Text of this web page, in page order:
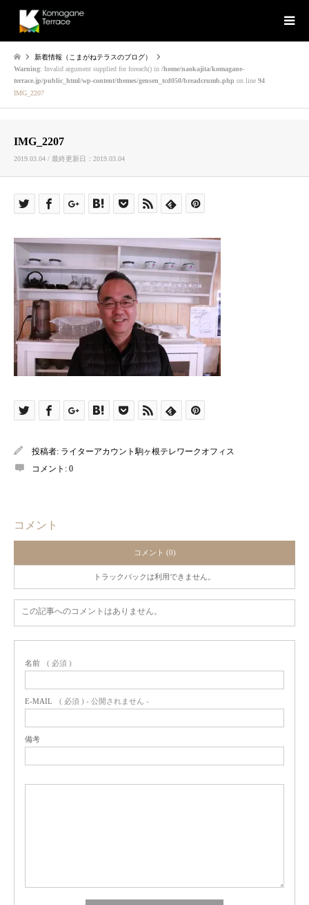
新着情報（こまがねテラスのブログ）
Warning: Invalid argument supplied for foreach() in /home/naokajita/komagane-
terrace.jp/public_html/wp-content/themes/gensen_tcd050/breadcrumb.php on line 94
IMG_2207
IMG_2207
2019.03.04 / 最終更新日：2019.03.04
投稿者: ライターアカウント駒ヶ根テレワークオフィス
コメント: 0
コメント
コメント (0)
トラックバックは利用できません。
この記事へのコメントはありません。
名前 ( 必須 )
E-MAIL ( 必須 ) - 公開されません -
備考